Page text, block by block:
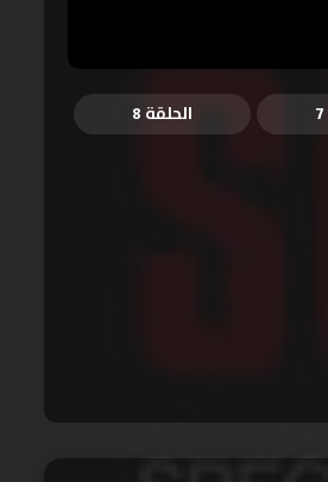
الحلقة 8